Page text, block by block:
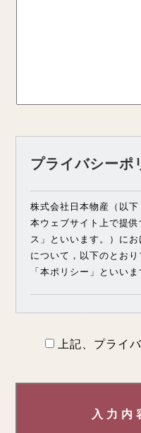
プライバシーポ
株式会社日本物産（以
本ウェブサイト上で提
ス」といいます。）に
について，以下のとお
「本ポリシー」といい
月日，住所，電話番号
上記、プライ
入力内